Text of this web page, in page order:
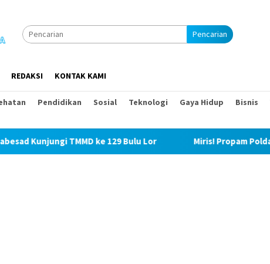
Pencarian
REDAKSI KONTAK KAMI
Pendidikan Sosial Teknologi Gaya Hidup Bisnis
ke 129 Bulu Lor Miris! Propam Polda Sumut dan